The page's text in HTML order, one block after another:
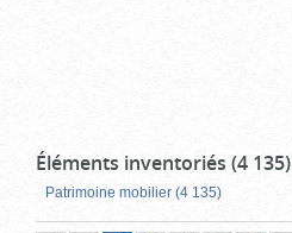
Éléments inventoriés (4 135)
Patrimoine mobilier (4 135)